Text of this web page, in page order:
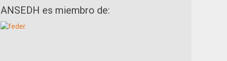
ANSEDH es miembro de: